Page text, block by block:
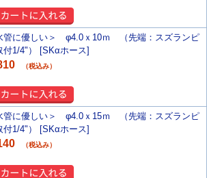
管に優しい＞ φ4.0ｘ10ｍ （先端：スズランピ
付1/4"） [SKαホース]
（税込み）
管に優しい＞ φ4.0ｘ15ｍ （先端：スズランピ
付1/4"） [SKαホース]
（税込み）